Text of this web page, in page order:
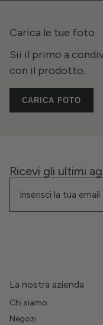
Carica le tue foto
Sii il primo a
con il prodotto.
CARICA FOTO
Ricevi gli ultimi
La nostra azienda
Chi siamo
Negozi